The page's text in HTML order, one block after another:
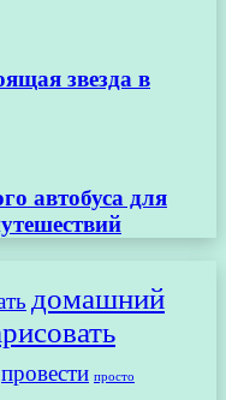
звезда в
автобуса для
домашний
провести просто